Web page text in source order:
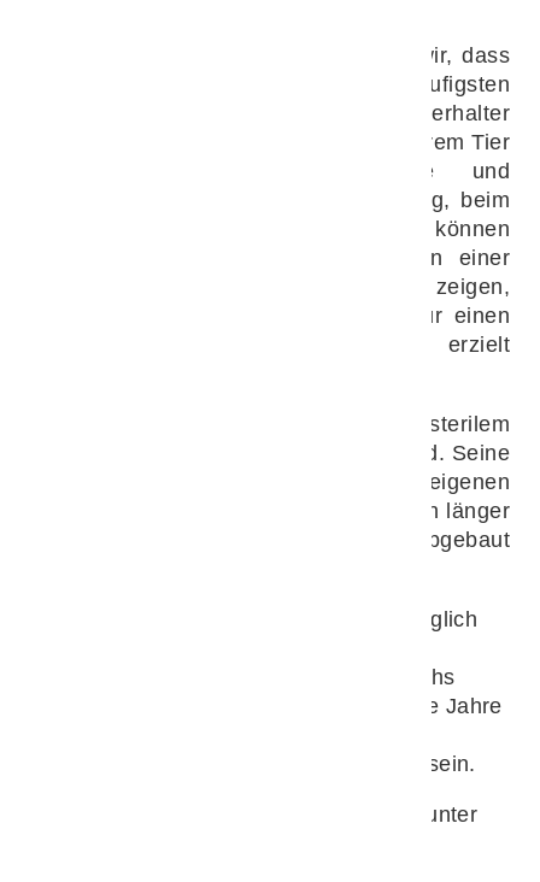
Aus unserer täglichen Praxis wissen wir, dass
Arthrosen und Lahmheiten zu den häufigsten
Vorstellungsgründen gehören. Viele Tierhalter
wünschen sich eine Behandlung, die ihrem Tier
auch langfristig Bewegungsfreude und
Lebensqualität erhält – sei es im Alltag, beim
Sport oder im Wettkampf. Dabei können
grundsätzlich Hunde jeden Alters von einer
Therapie profitieren. Aktuelle Studien zeigen,
dass auch ein vorbeugender Effekt für einen
weiteren Verschleiß in den Gelenken erzielt
Das Hydrogel besteht zu 97,5 % aus sterilem
Wasser und zu 2,5 % aus Polyacrylamid. Seine
Struktur ähnelt der körpereigenen
Hyaluronsäure, verbleibt jedoch deutlich länger
im Gelenk, da es nicht enzymatisch abgebaut
Etwa 90 % der Patienten benötigen lediglich
Integrationsphase von etwa vier bis sechs
Wochen kann die Wirkung über mehrere Jahre
Wiederholung der Behandlung sinnvoll sein.
Weitere Informationen finden Sie auch unter